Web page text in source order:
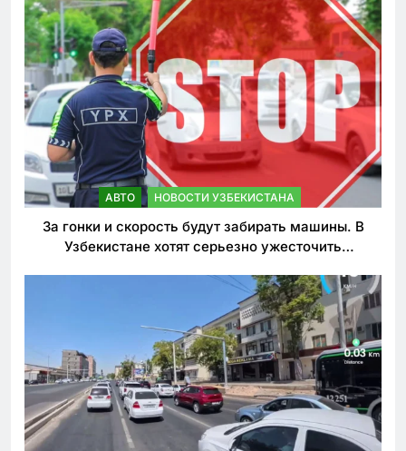
АВТО НОВОСТИ УЗБЕКИСТАНА
За гонки и скорость будут забирать машины. В
Узбекистане хотят серьезно ужесточить